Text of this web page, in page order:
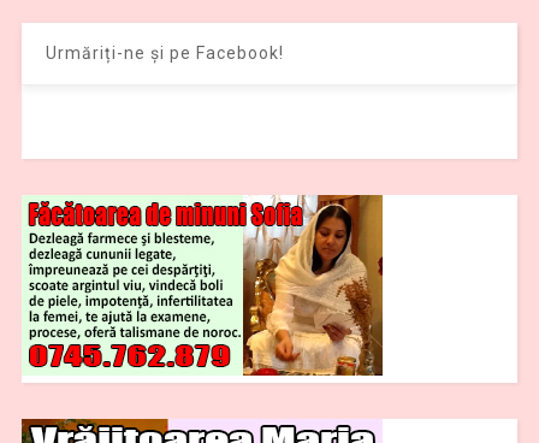
Urmăriți-ne și pe Facebook!